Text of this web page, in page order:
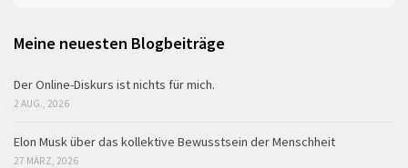
Meine neuesten Blogbeiträge
Der Online-Diskurs ist nichts für mich.
2 AUG., 2026
Elon Musk über das kollektive Bewusstsein der Menschheit
27 MÄRZ, 2026